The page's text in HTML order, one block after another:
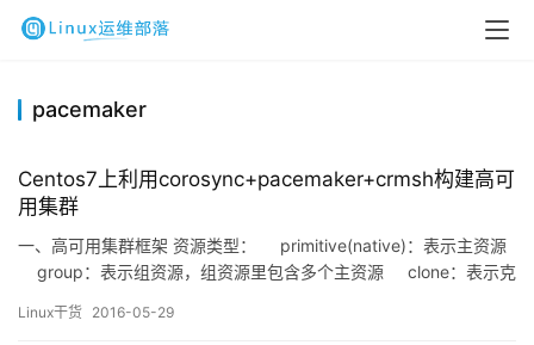
pacemaker
Centos7上利用corosync+pacemaker+crmsh构建高可
用集群
一、高可用集群框架 资源类型： primitive(native)：表示主资源
group：表示组资源，组资源里包含多个主资源 clone：表示克
Linux干货 2016-05-29